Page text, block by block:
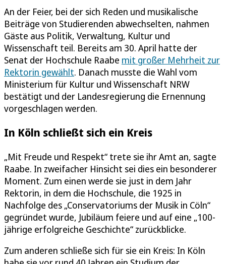
An der Feier, bei der sich Reden und musikalische
Beiträge von Studierenden abwechselten, nahmen
Gäste aus Politik, Verwaltung, Kultur und
Wissenschaft teil. Bereits am 30. April hatte der
Senat der Hochschule Raabe mit großer Mehrheit zur
Rektorin gewählt. Danach musste die Wahl vom
Ministerium für Kultur und Wissenschaft NRW
bestätigt und der Landesregierung die Ernennung
vorgeschlagen werden.
In Köln schließt sich ein Kreis
„Mit Freude und Respekt“ trete sie ihr Amt an, sagte
Raabe. In zweifacher Hinsicht sei dies ein besonderer
Moment. Zum einen werde sie just in dem Jahr
Rektorin, in dem die Hochschule, die 1925 in
Nachfolge des „Conservatoriums der Musik in Cöln“
gegründet wurde, Jubiläum feiere und auf eine „100-
jährige erfolgreiche Geschichte“ zurückblicke.
Zum anderen schließe sich für sie ein Kreis: In Köln